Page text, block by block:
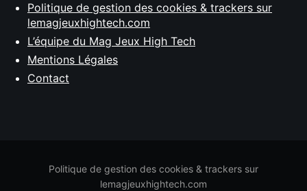
Politique de gestion des cookies & trackers sur
lemagjeuxhightech.com
L’équipe du Mag Jeux High Tech
Mentions Légales
Contact
Politique de gestion des cookies & trackers sur
lemagjeuxhightech.com